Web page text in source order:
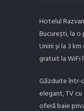
Hotelul
București, la o
Unirii și la 3
gratuit la WiFi
Găzduite într-
elegant, TV
oferă baie